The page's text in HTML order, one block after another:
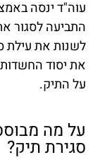
עוה"ד ינסה
התביעה לסגור
לשנות את עילת
את יסוד
על התיק.
על מה
סגירת תיק?